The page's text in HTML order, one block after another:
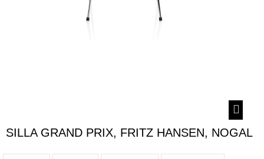
SILLA GRAND PRIX, FRITZ HANSEN, NOGAL